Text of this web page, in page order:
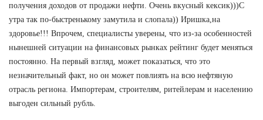
получения доходов от продажи нефти. Очень вкусный кексик)))С
утра так по-быстренькому замутила и слопала)) Иришка,на
здоровье!!! Впрочем, специалисты уверены, что из-за особенностей
нынешней ситуации на финансовых рынках рейтинг будет меняться
постоянно. На первый взгляд, может показаться, что это
незначительный факт, но он может повлиять на всю нефтяную
отрасль региона. Импортерам, строителям, ритейлерам и населению
выгоден сильный рубль.